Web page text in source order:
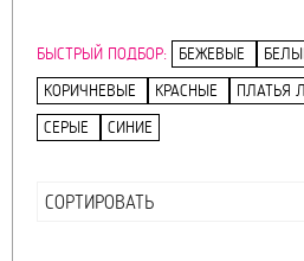
БЫСТРЫЙ ПОДБОР: БЕЖЕВЫЕ
КОРИЧНЕВЫЕ
КРАСНЫЕ
ПЛАТЬЯ
СЕРЫЕ
СИНИЕ